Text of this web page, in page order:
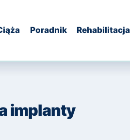
Poradnik Rehabilitacja
implanty